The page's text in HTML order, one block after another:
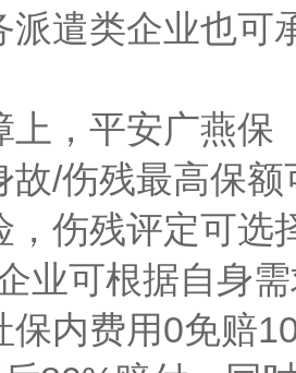
派遣类企业也可
上，平安广燕保
故/伤残最高保
，伤残评定可选
业可根据自身
保内费用0免赔